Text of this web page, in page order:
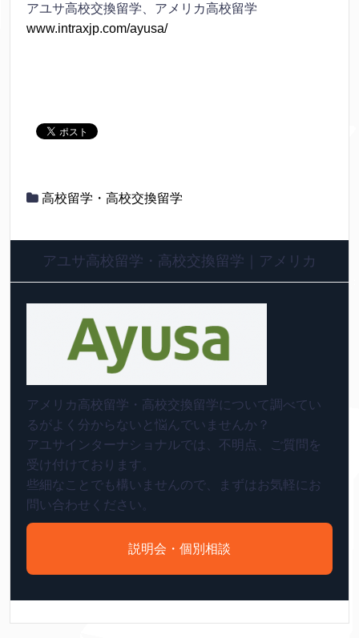
アユサ高校交換留学、アメリカ高校留学
www.intraxjp.com/ayusa/
高校留学・高校交換留学
アユサ高校留学・高校交換留学｜アメリカ
アメリカ高校留学・高校交換留学について調べてい
るがよく分からないと悩んでいませんか？
アユサインターナショナルでは、不明点、ご質問を
受け付けております。
些細なことでも構いませんので、まずはお気軽にお
問い合わせください。
説明会・個別相談